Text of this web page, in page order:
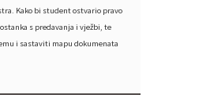
Kako bi student ostvario pravo
s predavanja i vježbi, te
i sastaviti mapu dokumenata